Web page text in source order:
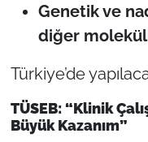
Genetik ve
diğer
Türkiye’de
TÜSEB: “Klinik
Büyük Kazanım”